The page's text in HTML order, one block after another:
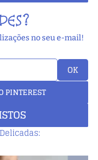
no seu e-mail!
OK
PINTEREST